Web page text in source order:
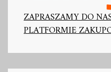
ZAPRASZAMY DO
PLATFORMIE